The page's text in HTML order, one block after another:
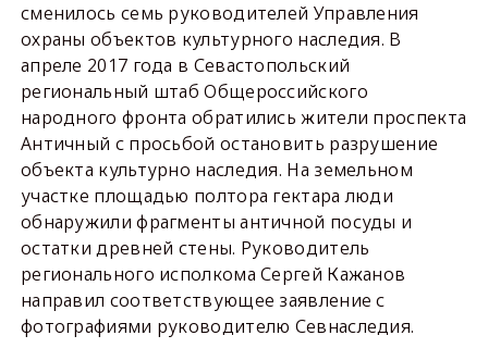
сменилось семь руководителей Управления
охраны объектов культурного наследия. В
апреле 2017 года в Севастопольский
региональный штаб Общероссийского
народного фронта обратились жители проспекта
Античный с просьбой остановить разрушение
объекта культурно наследия. На земельном
участке площадью полтора гектара люди
обнаружили фрагменты античной посуды и
остатки древней стены. Руководитель
регионального исполкома Сергей Кажанов
направил соответствующее заявление с
фотографиями руководителю Севнаследия.